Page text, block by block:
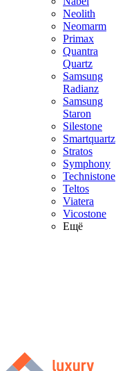
Neolith
Neomarm
Primax
Quantra
Quartz
Samsung
Radianz
Samsung
Staron
Silestone
Smartquartz
Stratos
Symphony
Technistone
Teltos
Viatera
Vicostone
Ещё